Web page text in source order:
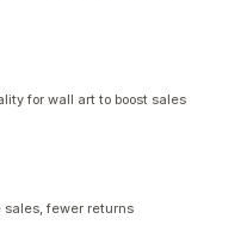
for wall art to boost sales
sales, fewer returns